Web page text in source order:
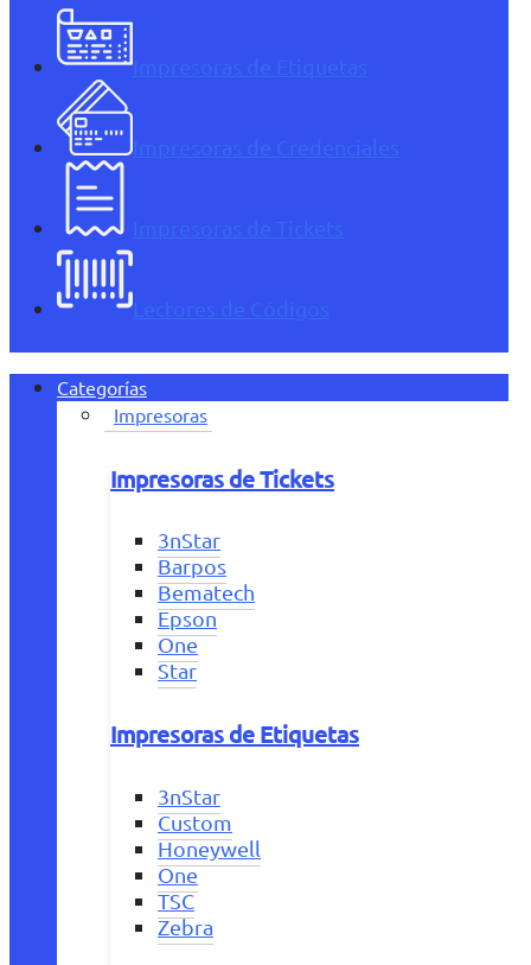
Impresoras de Etiquetas
Impresoras de Credenciales
Impresoras de Tickets
Lectores de Códigos
Categorías
Impresoras
Impresoras de Tickets
3nStar
Barpos
Bematech
Epson
One
Star
Impresoras de Etiquetas
3nStar
Custom
Honeywell
One
TSC
Zebra